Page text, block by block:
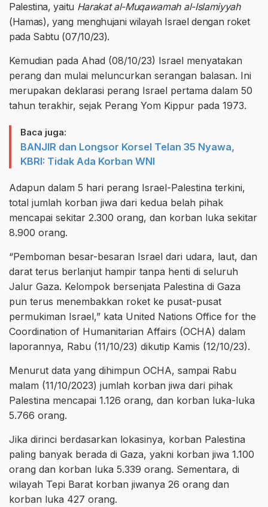
Palestina, yaitu Harakat al-Muqawamah al-Islamiyyah
(Hamas), yang menghujani wilayah Israel dengan roket
pada Sabtu (07/10/23).
Kemudian pada Ahad (08/10/23) Israel menyatakan
perang dan mulai meluncurkan serangan balasan. Ini
merupakan deklarasi perang Israel pertama dalam 50
tahun terakhir, sejak Perang Yom Kippur pada 1973.
Baca juga:
BANJIR dan Longsor Korsel Telan 35 Nyawa,
KBRI: Tidak Ada Korban WNI
Adapun dalam 5 hari perang Israel-Palestina terkini,
total jumlah korban jiwa dari kedua belah pihak
mencapai sekitar 2.300 orang, dan korban luka sekitar
8.900 orang.
“Pemboman besar-besaran Israel dari udara, laut, dan
darat terus berlanjut hampir tanpa henti di seluruh
Jalur Gaza. Kelompok bersenjata Palestina di Gaza
pun terus menembakkan roket ke pusat-pusat
permukiman Israel,” kata United Nations Office for the
Coordination of Humanitarian Affairs (OCHA) dalam
laporannya, Rabu (11/10/23) dikutip Kamis (12/10/23).
Menurut data yang dihimpun OCHA, sampai Rabu
malam (11/10/2023) jumlah korban jiwa dari pihak
Palestina mencapai 1.126 orang, dan korban luka-luka
5.766 orang.
Jika dirinci berdasarkan lokasinya, korban Palestina
paling banyak berada di Gaza, yakni korban jiwa 1.100
orang dan korban luka 5.339 orang. Sementara, di
wilayah Tepi Barat korban jiwanya 26 orang dan
korban luka 427 orang.